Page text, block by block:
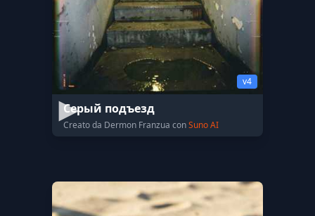
v4
Серый подъезд
Creato da Dermon Franzua conSuno AI